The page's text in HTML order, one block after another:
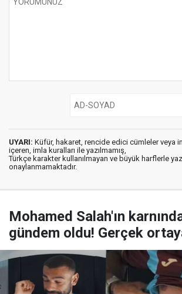
UYARI: Küfür, hakaret, rencide edici cümleler veya
içeren, imla kuralları ile yazılmamış,
Türkçe karakter kullanılmayan ve büyük harflerle
onaylanmamaktadır.
Mohamed Salah'ın
gündem oldu! Gerçek